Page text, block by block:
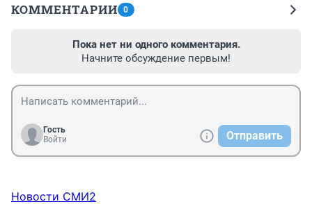
КОММЕНТАРИИ 0
Пока нет ни одного комментария.
Начните обсуждение первым!
Гость
Войти
Отправить
Новости СМИ2